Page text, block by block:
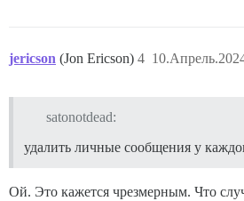
jericson (Jon Ericson) 4
satonotdead:
удалить личные сообщения у
Ой. Это кажется чрезмерным. Что